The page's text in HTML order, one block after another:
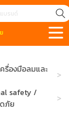
รื่องมือลมและ
safety /
ภัย